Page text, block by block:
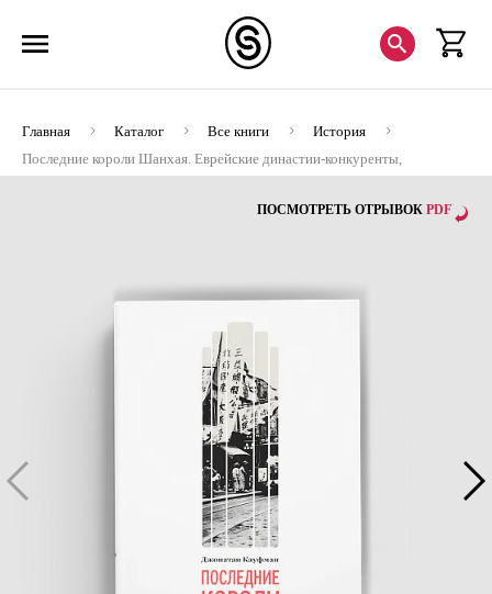
Главная Каталог Все книги
История
Последние короли Шанхая. Еврейские династии-конкуренты,
которые помогли построить современный Китай
ПОСМОТРЕТЬ ОТРЫВОК PDF